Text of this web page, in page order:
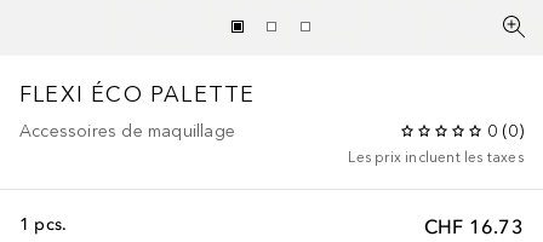
FLEXI ÉCO PALETTE
Accessoires de maquillage 0 (0)
Les prix incluent les taxes
CHF 16.73
1 pcs.